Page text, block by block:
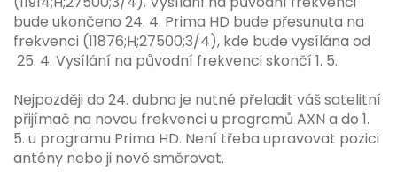
bude ukončeno 24. 4. Prima HD bude přesunuta na
frekvenci (11876;H;27500;3/4), kde bude vysílána od
25. 4. Vysílání na původní frekvenci skončí 1. 5.
Nejpozději do 24. dubna je nutné přeladit váš satelitní
přijímač na novou frekvenci u programů AXN a do 1.
5. u programu Prima HD. Není třeba upravovat pozici
antény nebo ji nově směrovat.